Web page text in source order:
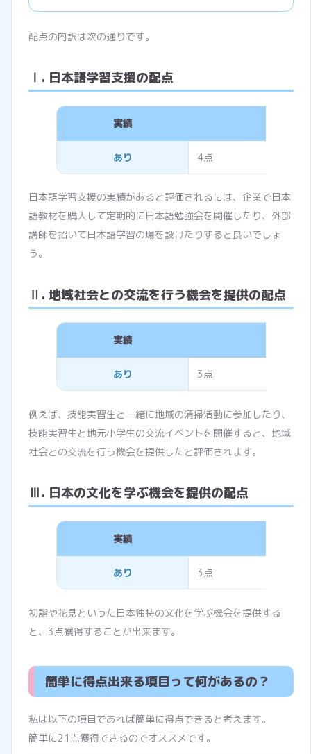
配点の内訳は次の通りです。
Ⅰ. 日本語学習支援の配点
実績
あり 4点
日本語学習支援の実績があると評価されるには、企業で日本
語教材を購入して定期的に日本語勉強会を開催したり、外部
講師を招いて日本語学習の場を設けたりすると良いでしょ
う。
Ⅱ. 地域社会との交流を行う機会を提供の配点
実績
あり 3点
例えば、技能実習生と一緒に地域の清掃活動に参加したり、
技能実習生と地元小学生の交流イベントを開催すると、地域
社会との交流を行う機会を提供したと評価されます。
Ⅲ. 日本の文化を学ぶ機会を提供の配点
実績
あり 3点
初詣や花見といった日本独特の文化を学ぶ機会を提供する
と、3点獲得することが出来ます。
簡単に得点出来る項目って何があるの？
私は以下の項目であれば簡単に得点できると考えます。
簡単に21点獲得できるのでオススメです。